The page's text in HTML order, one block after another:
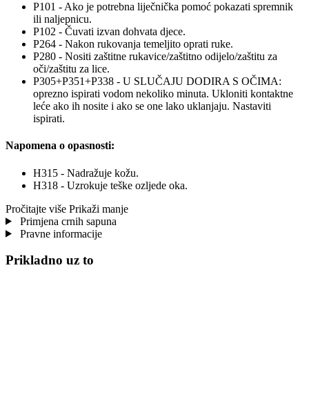
P101 - Ako je potrebna liječnička pomoć pokazati spremnik
ili naljepnicu.
P102 - Čuvati izvan dohvata djece.
P264 - Nakon rukovanja temeljito oprati ruke.
P280 - Nositi zaštitne rukavice/zaštitno odijelo/zaštitu za
oči/zaštitu za lice.
P305+P351+P338 - U SLUČAJU DODIRA S OČIMA:
oprezno ispirati vodom nekoliko minuta. Ukloniti kontaktne
leće ako ih nosite i ako se one lako uklanjaju. Nastaviti
ispirati.
Napomena o opasnosti:
H315 - Nadražuje kožu.
H318 - Uzrokuje teške ozljede oka.
Pročitajte više Prikaži manje
Primjena crnih sapuna
Pravne informacije
Prikladno uz to